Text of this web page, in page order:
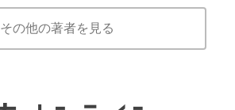
その他の著者を見る